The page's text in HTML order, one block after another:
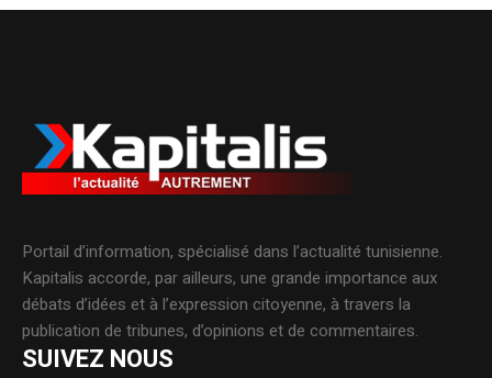
Portail d’information, spécialisé dans l’actualité tunisienne.
Kapitalis accorde, par ailleurs, une grande importance aux
débats d’idées et à l’expression citoyenne, à travers la
publication de tribunes, d’opinions et de commentaires.
SUIVEZ NOUS